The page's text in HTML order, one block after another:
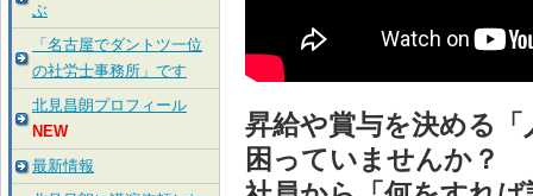
昇給や賞与を決める「
困っていませんか？
ぶ
「名古屋でダントツ一位
の社労士事務所」です
北見昌朗プロフィール
NEW
最新情報